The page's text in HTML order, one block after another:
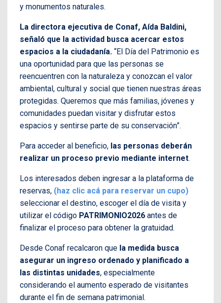
y monumentos naturales.
La directora ejecutiva de Conaf, Aída Baldini,
señaló que la actividad busca acercar estos
espacios a la ciudadanía. “El Día del Patrimonio es
una oportunidad para que las personas se
reencuentren con la naturaleza y conozcan el valor
ambiental, cultural y social que tienen nuestras áreas
protegidas. Queremos que más familias, jóvenes y
comunidades puedan visitar y disfrutar estos
espacios y sentirse parte de su conservación”.
Para acceder al beneficio, las personas deberán
realizar un proceso previo mediante internet.
Los interesados deben ingresar a la plataforma de
reservas, (haz clic acá para reservar un cupo)
seleccionar el destino, escoger el día de visita y
utilizar el código PATRIMONIO2026 antes de
finalizar el proceso para obtener la gratuidad.
Desde Conaf recalcaron que la medida busca
asegurar un ingreso ordenado y planificado a
las distintas unidades, especialmente
considerando el aumento esperado de visitantes
durante el fin de semana patrimonial.